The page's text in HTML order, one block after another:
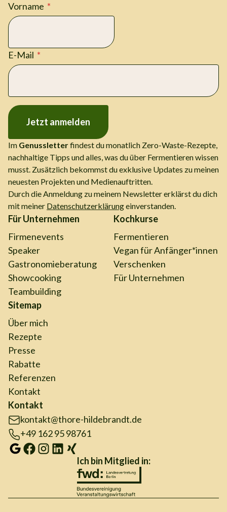
Vorname
E-Mail
Jetzt anmelden
Im Genussletterfindest du monatlich Zero-Waste-Rezepte,
nachhaltige Tipps und alles, was du über Fermentieren wissen
musst. Zusätzlich bekommst du exklusive Updates zu meinen
neuesten Projekten und Medienauftritten.
Durch die Anmeldung zu meinem Newsletter erklärst du dich
mit meiner Datenschutzerklärungeinverstanden.
Für Unternehmen
Firmenevents
Speaker
Gastronomieberatung
Showcooking
Teambuilding
Kochkurse
Fermentieren
Vegan für Anfänger*innen
Verschenken
Für Unternehmen
Sitemap
Über mich
Rezepte
Presse
Rabatte
Referenzen
Kontakt
Kontakt
kontakt@thore-hildebrandt.de
+49 162 95 98761
Ich bin Mitglied in: